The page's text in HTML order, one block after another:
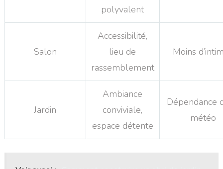
polyvalent
Salon
Accessibilité,
lieu de
rassemblement
Moins
Jardin
Ambiance
conviviale,
espace détente
Dépendance
météo